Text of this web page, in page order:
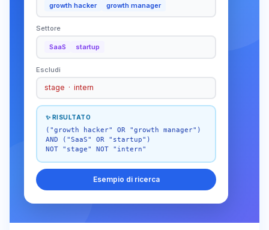
growth hacker growth manager
Settore
SaaS startup
Escludi
stage · intern
✨ RISULTATO
("growth hacker" OR "growth manager")
AND ("SaaS" OR "startup")
NOT "stage" NOT "intern"
Esempio di ricerca